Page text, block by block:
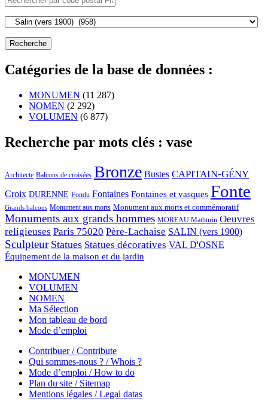
Catégories de la base de données :
MONUMEN (11 287)
NOMEN (2 292)
VOLUMEN (6 877)
Recherche par mots clés : vase
Architecte Balcons de croisées Bronze Bustes CAPITAIN-GÉNY
Croix DURENNE Fondu Fontaines Fontaines et vasques Fonte
Grands balcons Monument aux morts Monument aux morts et commémoratif
Monuments aux grands hommes MOREAU Mathurin Oeuvres
religieuses Paris 75020 Père-Lachaise SALIN (vers 1900)
Sculpteur Statues Statues décoratives VAL D'OSNE
Équipement de la maison et du jardin
MONUMEN
VOLUMEN
NOMEN
Ma Sélection
Mon tableau de bord
Mode d’emploi
Contribuer / Contribute
Qui sommes-nous ? / Whois ?
Mode d’emploi / How to do
Plan du site / Sitemap
Mentions légales / Legal datas